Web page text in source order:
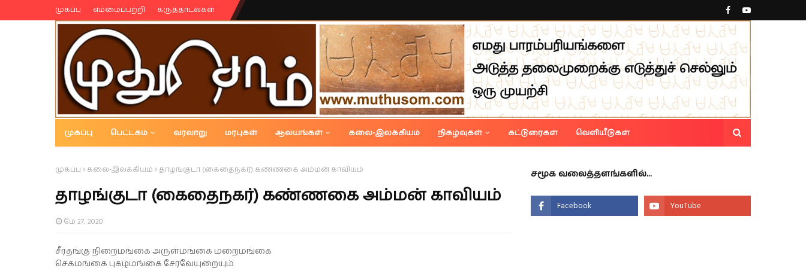
முகப்பு எம்மைப்பற்றி கருத்தாடல்கள்
முதுசொம்
முகப்பு பெட்டகம் வரலாறு மரபுகள் ஆலயங்கள் கலை-இலக்கியம் நிகழ்வுகள் கட்டுரைகள் வெளியீடுகள்
முகப்பு கலை-இலக்கியம் தாழங்குடா (கைதைநகர்) கண்ணகை அம்மன் காவியம்
தாழங்குடா (கைதைநகர்) கண்ணகை அம்மன் காவியம்
மே 27, 2020
சீர்தங்கு நிறைமங்கை அருள்மங்கை மறைமங்கை
செகமங்கை புகழ்மங்கை சேரவேயுறையும்
சமூக வலைத்தளங்களில்...